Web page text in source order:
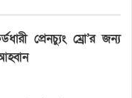
প্রেনচ্যুং ম্রো’র জন্য